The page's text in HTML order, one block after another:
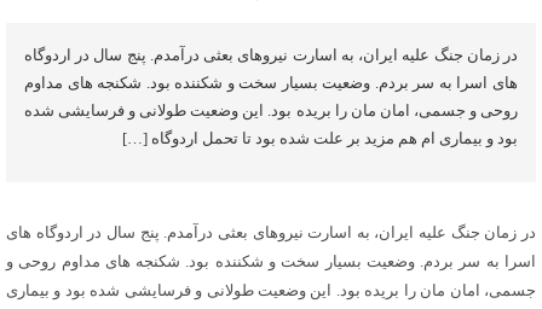
در زمان جنگ علیه ایران، به اسارت نیروهای بعثی درآمدم. پنج سال در اردوگاه
های اسرا به سر بردم. وضعیت بسیار سخت و شکننده بود. شکنجه های مداوم
روحی و جسمی، امان مان را بریده بود. این وضعیت طولانی و فرسایشی شده
بود و بیماری ام هم مزید بر علت شده بود تا تحمل اردوگاه […]
در زمان جنگ علیه ایران، به اسارت نیروهای بعثی درآمدم. پنج سال در اردوگاه های
اسرا به سر بردم. وضعیت بسیار سخت و شکننده بود. شکنجه های مداوم روحی و
جسمی، امان مان را بریده بود. این وضعیت طولانی و فرسایشی شده بود و بیماری